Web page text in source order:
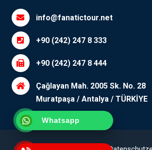
Whatsapp
info@fanatictour.net
+90 (242) 247 8 333
+90 (242) 247 8 444
Çağlayan Mah. 2005 Sk. No. 28
Muratpaşa / Antalya / TÜRKİYE